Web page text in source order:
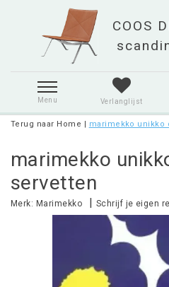
Menu Verlanglijst
Terug naar Home | marimekko unikko
marimekko
servetten
Merk: Marimekko | Schrijf je eigen